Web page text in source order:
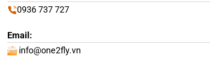
0936 737 727
Email:
info@one2fly.vn